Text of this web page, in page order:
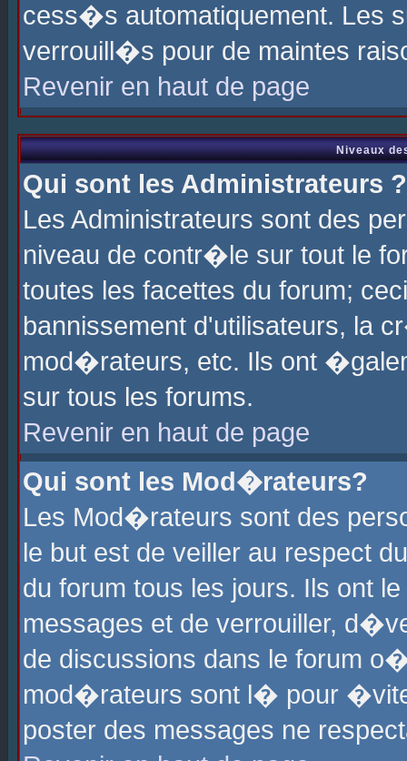
cess�s automatiquement. Les
verrouill�s pour de maintes
Revenir en haut de page
Niveaux
Qui sont les Administrateurs ?
Les Administrateurs sont des
niveau de contr�le sur tout le
toutes les facettes du forum;
bannissement d'utilisateurs, la
mod�rateurs, etc. Ils ont
sur tous les forums.
Revenir en haut de page
Qui sont les Mod�rateurs?
Les Mod�rateurs sont des
le but est de veiller au respect
du forum tous les jours. Ils ont
messages et de verrouiller,
de discussions dans le forum
mod�rateurs sont l� pour
poster des messages ne